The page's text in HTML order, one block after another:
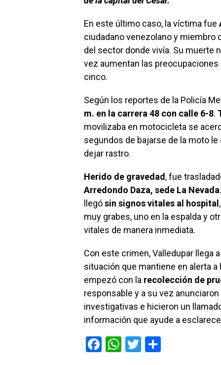
En este último caso, la víctima fue
ciudadano venezolano y miembro
del sector donde vivía. Su muerte
vez aumentan las preocupaciones
cinco.
Según los reportes de la Policía
m. en la carrera 48 con calle 6-8.
movilizaba en motocicleta se
segundos de bajarse de la moto
dejar rastro.
Herido de gravedad, fue
Arredondo Daza, sede La Nevada
llegósin signos vitales al hospital
muy grabes, uno en la espalda y
vitales de manera inmediata.
Con este crimen, Valledupar llega
situación que mantiene en alerta a
empezó con la recolección de
responsable y a su vez
investigativas e hicieron un
información que ayude a
F
W T